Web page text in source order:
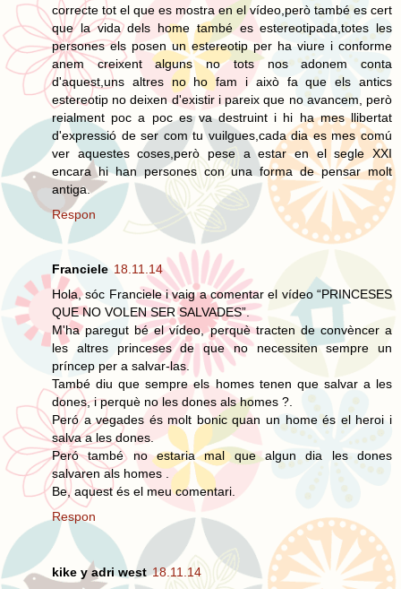
correcte tot el que es mostra en el vídeo,però també es cert
que la vida dels home també es estereotipada,totes les
persones els posen un estereotip per ha viure i conforme
anem creixent alguns no tots nos adonem conta
d'aquest,uns altres no ho fam i això fa que els antics
estereotip no deixen d'existir i pareix que no avancem, però
reialment poc a poc es va destruint i hi ha mes llibertat
d'expressió de ser com tu vuilgues,cada dia es mes comú
ver aquestes coses,però pese a estar en el segle XXI
encara hi han persones con una forma de pensar molt
antiga.
Respon
Franciele 18.11.14
Hola, sóc Franciele i vaig a comentar el vídeo “PRINCESES
QUE NO VOLEN SER SALVADES”.
M'ha paregut bé el vídeo, perquè tracten de convèncer a
les altres princeses de que no necessiten sempre un
príncep per a salvar-las.
També diu que sempre els homes tenen que salvar a les
dones, i perquè no les dones als homes ?.
Peró a vegades és molt bonic quan un home és el heroi i
salva a les dones.
Peró també no estaria mal que algun dia les dones
salvaren als homes .
Be, aquest és el meu comentari.
Respon
kike y adri west 18.11.14